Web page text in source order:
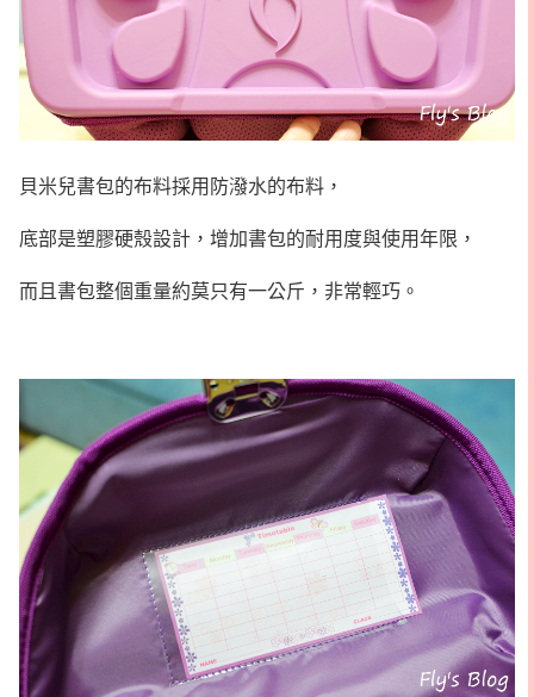
貝米兒書包的布料採用防潑水的布料，
底部是塑膠硬殼設計，增加書包的耐用度與使用年限，
而且書包整個重量約莫只有一公斤，非常輕巧。